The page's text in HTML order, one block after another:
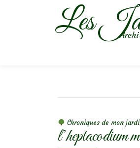
Les
Chroniques de mon
l’heptacodium